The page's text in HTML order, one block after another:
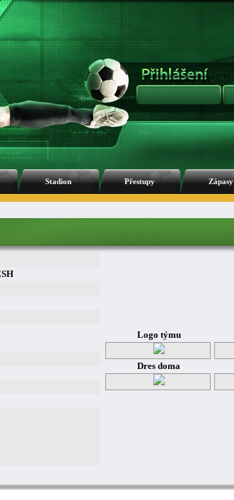
Stadion Přestupy Zápasy
Logo týmu
Dres doma